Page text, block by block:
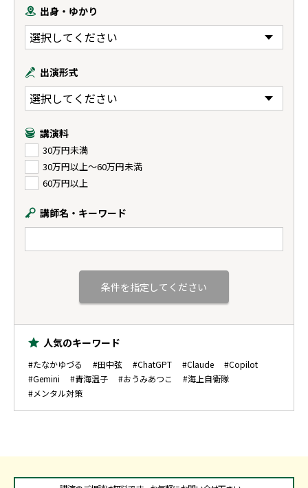
出身・ゆかり
出演形式
講演料
30万円未満
30万円以上〜60万円未満
60万円以上
講師名・キーワード
人気のキーワード
#たなかゆづる #田中弦 #ChatGPT #Claude
#Copilot
#Gemini
#青海温子 #おうみあつこ
#海上自衛隊
#メンタル対策